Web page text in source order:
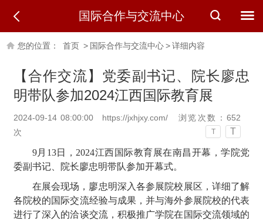
国际合作与交流中心
您的位置： 首页 > 国际合作与交流中心>详细内容
【合作交流】党委副书记、院长廖忠
明带队参加2024江西国际教育展
2024-09-14 08:00:00 https://jxhjxy.com/ 浏览次数：652
次
T T
9月13日，2024江西国际教育展在南昌开幕，学院党
委副书记、院长廖忠明带队参加开幕式。
在展会现场，廖忠明深入各参展院校展区，详细了解
各院校的国际交流经验与成果，并与海外参展院校的代表
进行了深入的洽谈交流，积极推广学院在国际交流领域的